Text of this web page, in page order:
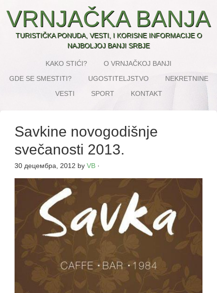
VRNJAČKA BANJA
TURISTIČKA PONUDA, VESTI, I KORISNE INFORMACIJE O
NAJBOLJOJ BANJI SRBJE
KAKO STIĆI?
O VRNJAČKOJ BANJI
GDE SE SMESTITI?
UGOSTITELJSTVO
NEKRETNINE
VESTI
SPORT KONTAKT
Savkine novogodišnje
svečanosti 2013.
30 децембра, 2012 by VB ·